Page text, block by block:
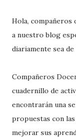
Hola, compañeros
a nuestro blog
diariamente sea de
Compañeros
cuadernillo de
encontrarán una
propuestas con
mejorar sus